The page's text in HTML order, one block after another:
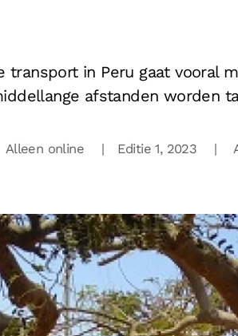
transport in Peru gaat vooral
afstanden worden
Alleen online | Editie 1, 2023 |